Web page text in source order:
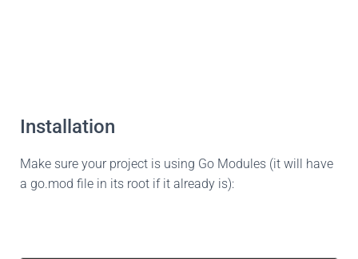
Installation
Make sure your project is using Go Modules (it will have
a go.mod file in its root if it already is):